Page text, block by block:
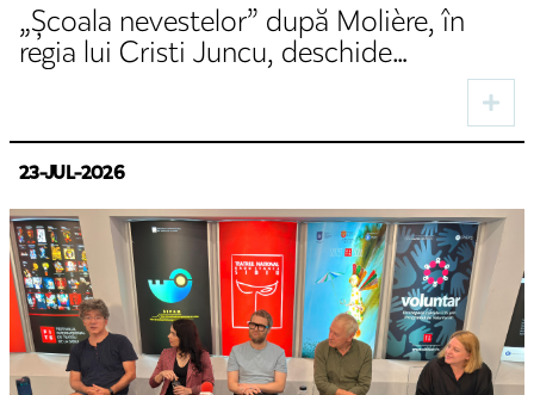
„Școala nevestelor” după Molière, în
regia lui Cristi Juncu, deschide
23-JUL-2026